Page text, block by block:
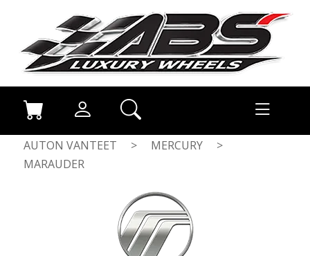
AUTON VANTEET > MERCURY
>
MARAUDER